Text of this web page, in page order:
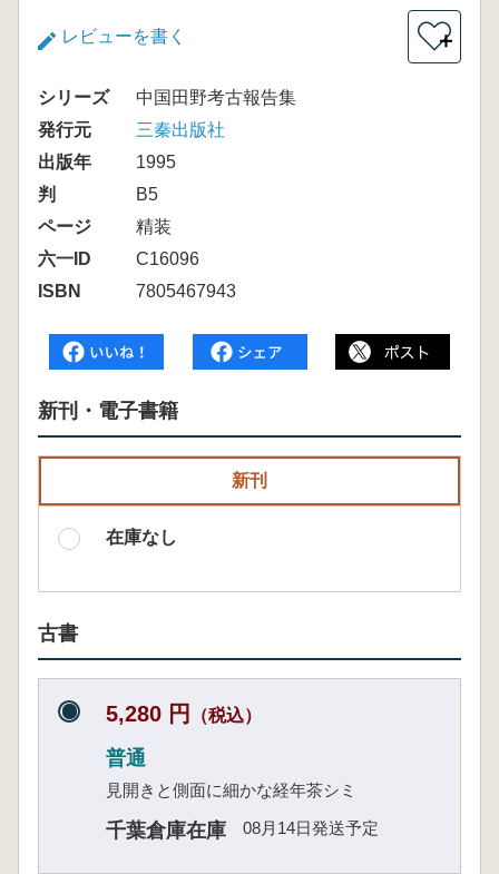
レビューを書く ＋
シリーズ
中国田野考古報告集
発行元
三秦出版社
出版年
1995
判
B5
ページ
精装
六一ID
C16096
ISBN
7805467943
新刊・電子書籍
新刊
在庫なし
古書
5,280 円 （税込）
普通
見開きと側面に細かな経年茶シミ
千葉倉庫在庫 08月14日発送予定